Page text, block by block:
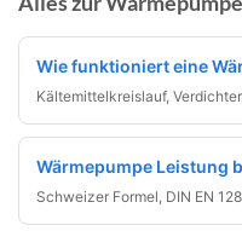
Wie funktioniert eine
Kältemittelkreislauf,
Wärmepumpe Leistung
Schweizer Formel, DIN EN